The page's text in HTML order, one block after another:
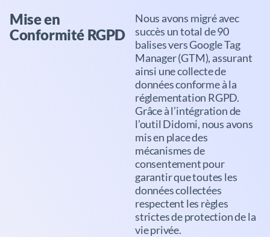
Mise en
Conformité RGPD
Nous avons migré avec
succès un total de 90
balises vers Google Tag
Manager (GTM), assurant
ainsi une collecte de
données conforme à la
réglementation RGPD.
Grâce à l’intégration de
l’outil Didomi, nous avons
mis en place des
mécanismes de
consentement pour
garantir que toutes les
données collectées
respectent les règles
strictes de protection de la
vie privée.